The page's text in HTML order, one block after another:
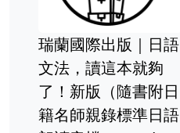
瑞蘭國際出版｜日語
文法，讀這本就夠
了！新版（隨書附日
籍名師親錄標準日語